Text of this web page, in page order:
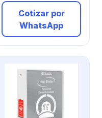
Cotizar por
WhatsApp